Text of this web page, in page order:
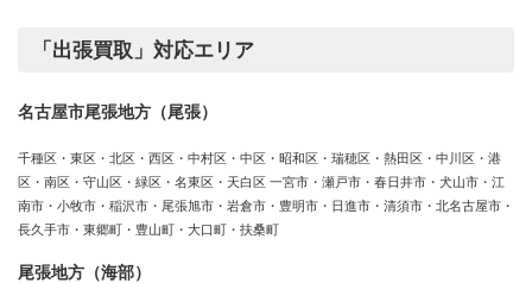
「出張買取」対応エリア
名古屋市尾張地方（尾張）
千種区・東区・北区・西区・中村区・中区・昭和区・瑞穂区・熱田区・中川区・港
区・南区・守山区・緑区・名東区・天白区 一宮市・瀬戸市・春日井市・犬山市・江
南市・小牧市・稲沢市・尾張旭市・岩倉市・豊明市・日進市・清須市・北名古屋市・
長久手市・東郷町・豊山町・大口町・扶桑町
尾張地方（海部）